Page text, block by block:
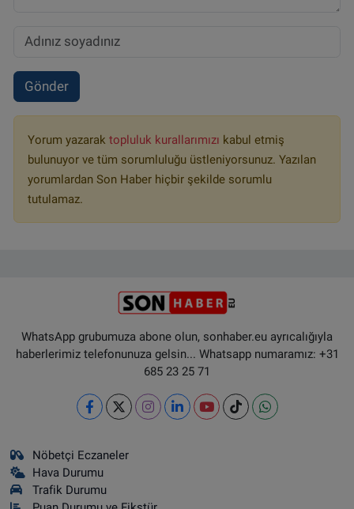
Gönder
Yorum yazarak topluluk kurallarımızı kabul etmiş
bulunuyor ve tüm sorumluluğu üstleniyorsunuz. Yazılan
yorumlardan Son Haber hiçbir şekilde sorumlu
tutulamaz.
WhatsApp grubumuza abone olun, sonhaber.eu ayrıcalığıyla
haberlerimiz telefonunuza gelsin... Whatsapp numaramız: +31
685 23 25 71
Nöbetçi Eczaneler
Hava Durumu
Trafik Durumu